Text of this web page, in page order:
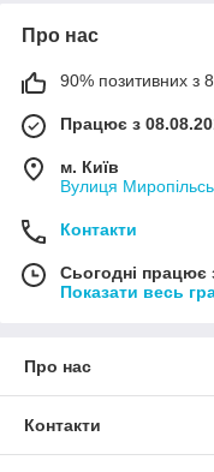
Про нас
90% позитивних з
Працює з
м. Київ
Вулиця
Контакти
Сьогодні працює
Показати весь
Про нас
Контакти